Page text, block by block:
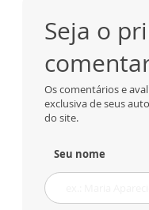
Seja o
Os comentários e
exclusiva de seus
do site.
Seu nome